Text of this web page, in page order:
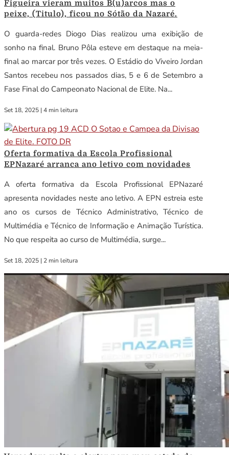
Figueira vieram muitos B(u)arcos mas o
peixe, (Titulo), ficou no Sótão da Nazaré.
O guarda-redes Diogo Dias realizou uma exibição de
sonho na final. Bruno Pôla esteve em destaque na meia-
final ao marcar por três vezes. O Estádio do Viveiro Jordan
Santos recebeu nos passados dias, 5 e 6 de Setembro a
Fase Final do Campeonato Nacional de Elite. Na...
Set 18, 2025 | 4 min leitura
Oferta formativa da Escola Profissional
EPNazaré arranca ano letivo com novidades
A oferta formativa da Escola Profissional EPNazaré
apresenta novidades neste ano letivo. A EPN estreia este
ano os cursos de Técnico Administrativo, Técnico de
Multimédia e Técnico de Informação e Animação Turística.
No que respeita ao curso de Multimédia, surge...
Set 18, 2025 | 2 min leitura